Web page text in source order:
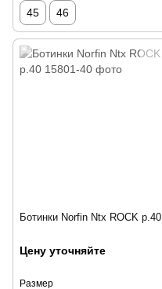
45 46
Ботинки Norfin Ntx ROCK р.40
Цену уточняйте
Размер